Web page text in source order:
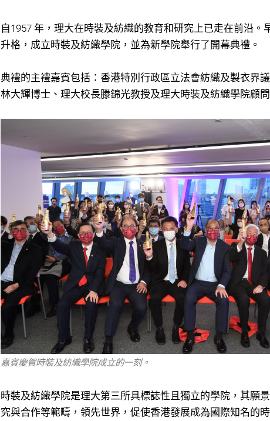
自1957 年，理大在時裝及紡織的教育和研究上已走在前沿。
升格，成立時裝及紡織學院，並為新學院舉行了開幕典禮。
典禮的主禮嘉賓包括：香港特別行政區立法會紡織及製衣界
林大輝博士、理大校長滕錦光教授及理大時裝及紡織學院顧
嘉賓慶賀時裝及紡織學院成立的一刻。
時裝及紡織學院是理大第三所具標誌性且獨立的學院，其願
究與合作等範疇，領先世界，促使香港發展成為國際知名的